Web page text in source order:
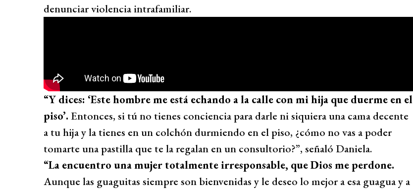
denunciar violencia intrafamiliar.
“Y dices: ‘Este hombre me está echando a la calle con mi hija que duerme en el
piso’. Entonces, si tú no tienes conciencia para darle ni siquiera una cama decente
a tu hija y la tienes en un colchón durmiendo en el piso, ¿cómo no vas a poder
tomarte una pastilla que te la regalan en un consultorio?”, señaló Daniela.
“La encuentro una mujer totalmente irresponsable, que Dios me perdone.
Aunque las guaguitas siempre son bienvenidas y le deseo lo mejor a esa guagua y a